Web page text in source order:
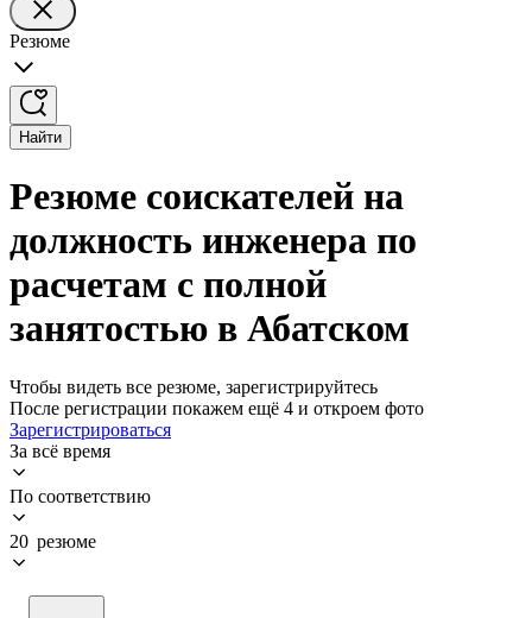
Резюме
Найти
Резюме соискателей на
должность инженера по
расчетам с полной
занятостью в Абатском
Чтобы видеть все резюме, зарегистрируйтесь
После регистрации покажем ещё 4 и откроем фото
Зарегистрироваться
За всё время
По соответствию
20 резюме